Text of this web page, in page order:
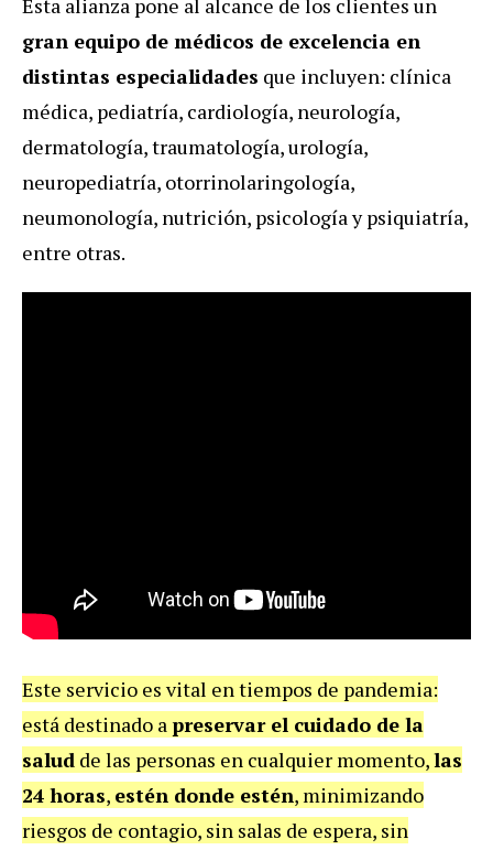
Esta alianza pone al alcance de los clientes un
gran equipo de médicos de excelencia en
distintas especialidades que incluyen: clínica
médica, pediatría, cardiología, neurología,
dermatología, traumatología, urología,
neuropediatría, otorrinolaringología,
neumonología, nutrición, psicología y psiquiatría,
entre otras.
Este servicio es vital en tiempos de pandemia:
está destinado apreservar el cuidado de la
salud de las personas en cualquier momento,las
24 horas, estén donde estén, minimizando
riesgos de contagio, sin salas de espera, sin